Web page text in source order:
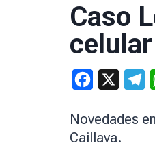
Caso
Facebook
Novedades
Caillava.